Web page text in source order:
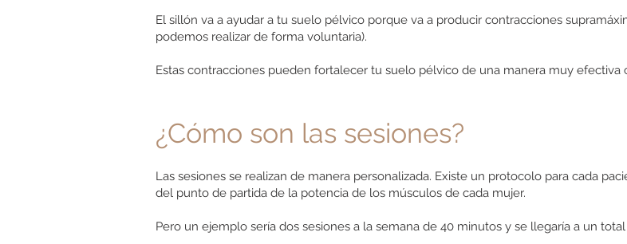
El sillón va a ayudar a tu suelo pélvico porque va a producir contracciones
podemos realizar de forma voluntaria).
Estas contracciones pueden fortalecer tu suelo pélvico de una manera muy efectiva
¿Cómo son las sesiones?
Las sesiones se realizan de manera personalizada. Existe un protocolo para cada
del punto de partida de la potencia de los músculos de cada mujer.
Pero un ejemplo sería dos sesiones a la semana de 40 minutos y se llegaría a un total